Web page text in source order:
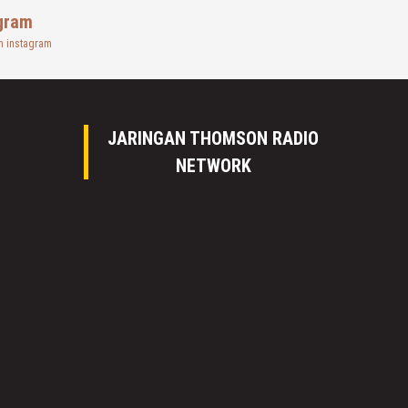
instagram
JARINGAN THOMSON RADIO
NETWORK